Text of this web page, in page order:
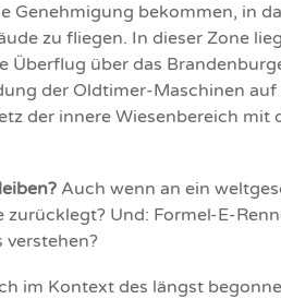
Genehmigung bekommen, in
zu fliegen. In dieser Zone
Überflug über das
der Oldtimer-Maschinen
der innere Wiesenbereich mit
Auch wenn an ein
Und: Formel-E-
im Kontext des längst